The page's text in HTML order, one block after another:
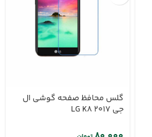
گلس محافظ صفحه گوشی ال
جی LG K8 2017